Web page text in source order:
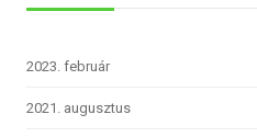
2023. február
2021. augusztus